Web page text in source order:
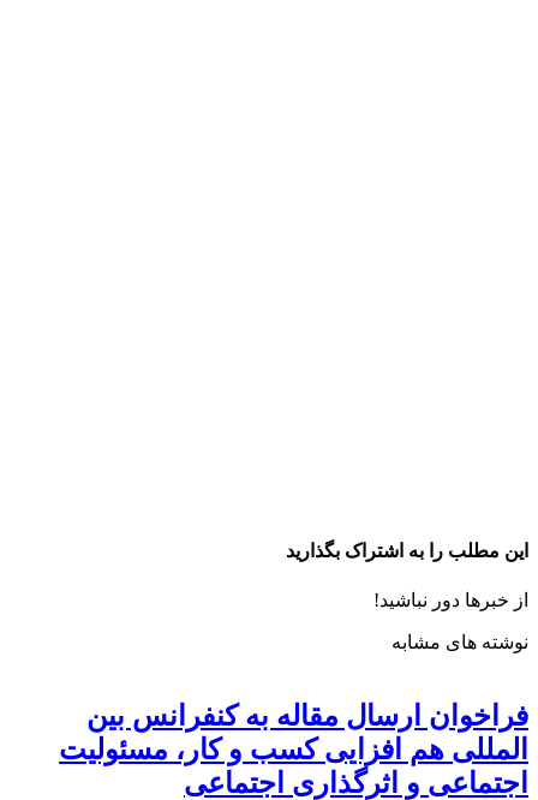
این مطلب را به اشتراک بگذارید
از خبرها دور نباشید!
نوشته های مشابه
فراخوان ارسال مقاله به کنفرانس بین
المللی هم افزایی کسب و کار، مسئولیت
اجتماعی و اثرگذاری اجتماعی